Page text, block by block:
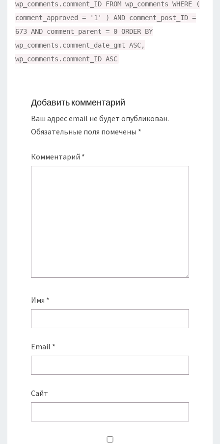
wp_comments.comment_ID FROM wp_comments WHERE (
comment_approved = '1' ) AND comment_post_ID =
673 AND comment_parent = 0 ORDER BY
wp_comments.comment_date_gmt ASC,
wp_comments.comment_ID ASC
Добавить комментарий
Ваш адрес email не будет опубликован.
Обязательные поля помечены *
Комментарий *
Имя *
Email *
Сайт